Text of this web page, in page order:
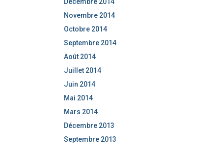
Novembre 2014
Octobre 2014
Septembre 2014
Août 2014
Juillet 2014
Juin 2014
Mai 2014
Mars 2014
Décembre 2013
Septembre 2013